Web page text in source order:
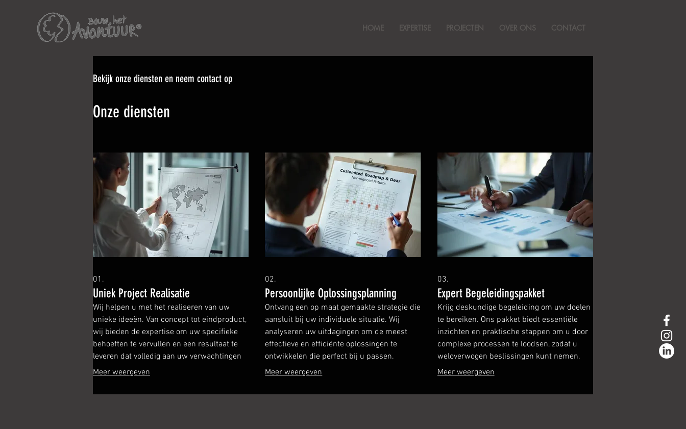
HOME EXPERTISE PROJECTEN OVER ONS CONTACT
Bekijk onze diensten en neem contact op
Onze diensten
01.
Uniek Project Realisatie
Wij helpen u met het realiseren van uw
unieke ideeën. Van concept tot eindproduct,
wij bieden de expertise om uw specifieke
behoeften te vervullen en een resultaat te
leveren dat volledig aan uw verwachtingen
voldoet.
Meer weergeven
02.
Persoonlijke Oplossingsplanning
Ontvang een op maat gemaakte strategie die
aansluit bij uw individuele situatie. Wij
analyseren uw uitdagingen om de meest
effectieve en efficiënte oplossingen te
ontwikkelen die perfect bij u passen.
Meer weergeven
03.
Expert Begeleidingspakket
Krijg deskundige begeleiding om uw doelen
te bereiken. Ons pakket biedt essentiële
inzichten en praktische stappen om u door
complexe processen te loodsen, zodat u
weloverwogen beslissingen kunt nemen.
Meer weergeven